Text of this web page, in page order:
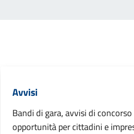
Avvisi
Bandi di gara, avvisi di
opportunità per cittadini e